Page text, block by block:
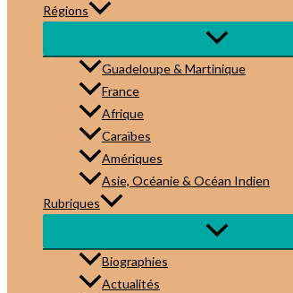
Régions
Guadeloupe & Martinique
France
Afrique
Caraïbes
Amériques
Asie, Océanie & Océan Indien
Rubriques
Biographies
Actualités